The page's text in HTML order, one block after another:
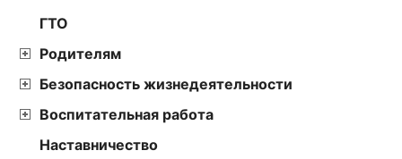
ГТО
Родителям
Безопасность жизнедеятельности
Воспитательная работа
Наставничество